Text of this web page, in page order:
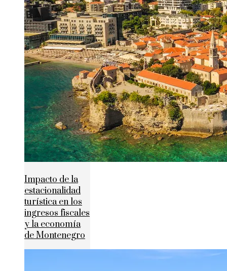
Impacto de la
estacionalidad
turística en los
ingresos fiscales
y la economía
de Montenegro